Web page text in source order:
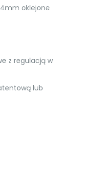
4mm oklejone
z regulacją w
lub